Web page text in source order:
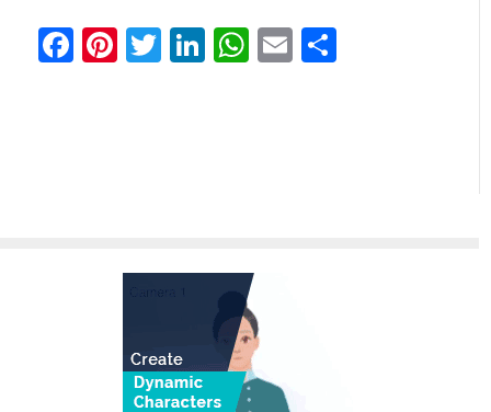
Facebook
Pinterest
Twitter
LinkedIn
WhatsApp
Email